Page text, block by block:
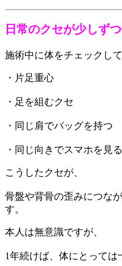
日常のクセが少しず
施術中に体をチェックして
・片足重心
・足を組むクセ
・同じ肩でバッグを持つ
・同じ向きでスマホを見る
こうしたクセが、
骨盤や背骨の歪みにつな
す。
本人は無意識ですが、
1年続けば、体にとっては